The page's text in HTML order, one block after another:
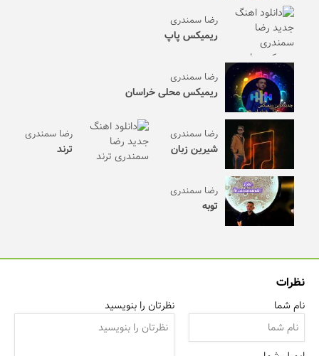
رضا سمندری
ریمیکس پاپ
رضا سمندری
ریمیکس محلی خراسان
رضا سمندری
شیرین زبان
رضا سمندری
ترند
رضا سمندری
توبه
نظرات
نام شما نظرتان را بنویسید